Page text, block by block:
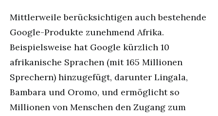
Mittlerweile berücksichtigen auch bestehende
Google-Produkte zunehmend Afrika.
Beispielsweise hat Google kürzlich 10
afrikanische Sprachen (mit 165 Millionen
Sprechern) hinzugefügt, darunter Lingala,
Bambara und Oromo, und ermöglicht so
Millionen von Menschen den Zugang zum